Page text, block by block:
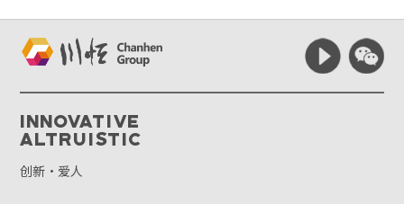
Innovative
Altruistic
创新·爱人